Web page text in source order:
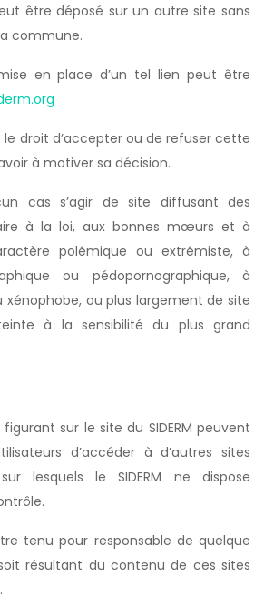
être déposé sur un autre site sans
commune.
en place d’un tel lien peut être
le droit d’accepter ou de refuser cette
à motiver sa décision.
cas s’agir de site diffusant des
à la loi, aux bonnes mœurs et à
polémique ou extrémiste, à
ou pédopornographique, à
ou plus largement de site
à la sensibilité du plus grand
sur le site du SIDERM peuvent
d’accéder à d’autres sites
lesquels le SIDERM ne dispose
tenu pour responsable de quelque
résultant du contenu de ces sites